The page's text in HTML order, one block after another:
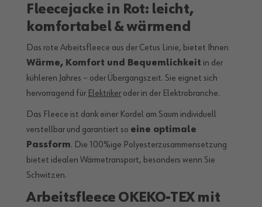
Fleecejacke in Rot: leicht,
komfortabel & wärmend
Das rote Arbeitsfleece aus der Cetus Linie, bietet Ihnen
Wärme, Komfort und Bequemlichkeit in der
kühleren Jahres – oder Übergangszeit. Sie eignet sich
hervorragend für Elektriker oder in der Elektrobranche.
Das Fleece ist dank einer Kordel am Saum individuell
verstellbar und garantiert so eine optimale
Passform. Die 100%ige Polyesterzusammensetzung
bietet idealen Wärmetransport, besonders wenn Sie
Schwitzen.
Arbeitsfleece OKEKO-TEX mit